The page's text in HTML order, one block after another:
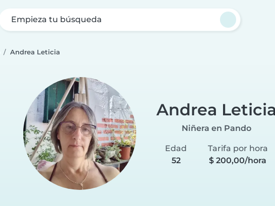
Empieza tu búsqueda
Andrea Leticia
Andrea Leticia
Niñera en Pando
Edad
52
Tarifa por hora
$ 200,00/hora